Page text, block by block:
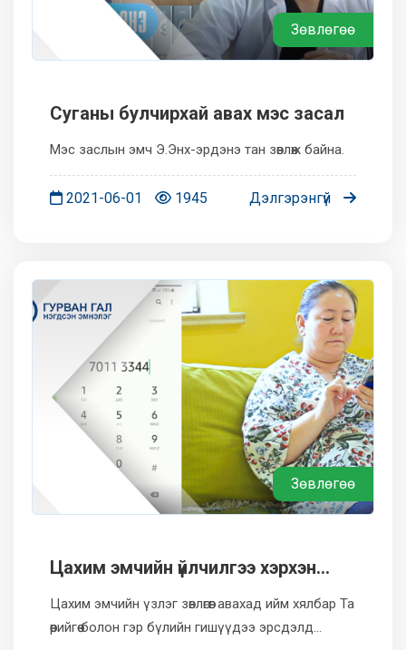
Зөвлөгөө
Суганы булчирхай авах мэс засал
Мэс заслын эмч Э.Энх-эрдэнэ тан зөвлөж байна.
2021-06-01 1945 Дэлгэрэнгүй
Зөвлөгөө
Цахим эмчийн үйлчилгээ хэрхэн
Цахим эмчийн үзлэг зөвлөгөөг авахад ийм хялбар Та
өөрийгөө болон гэр бүлийн гишүүдээ эрсдэлд